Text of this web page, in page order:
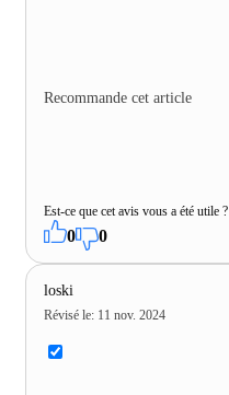
Recommande cet article
Est-ce que cet avis vous a été utile ?
0 0
loski
Révisé le: 11 nov. 2024